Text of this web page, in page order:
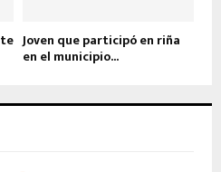
Joven que participó en riña
en el municipio...